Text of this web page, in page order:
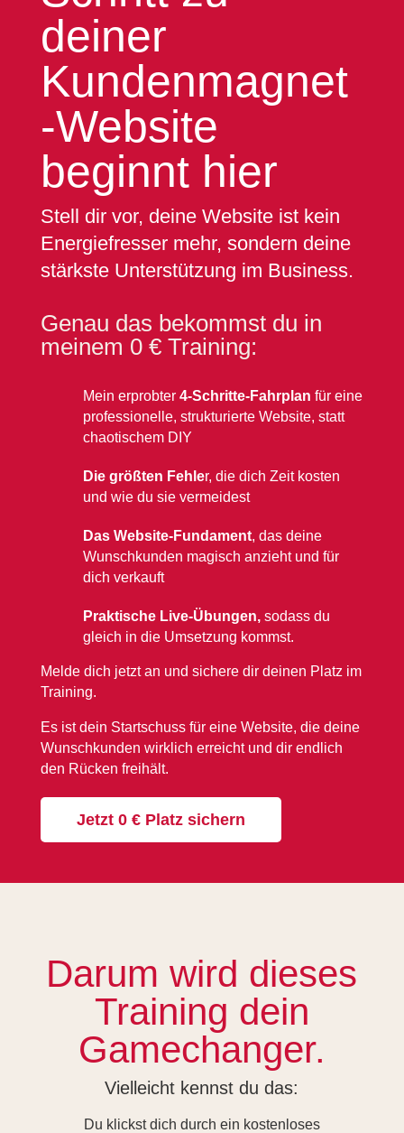
deiner
Kundenmagnet
-Website
beginnt hier
Stell dir vor, deine Website ist kein
Energiefresser mehr, sondern deine
stärkste Unterstützung im Business.
Genau das bekommst du in
meinem 0 € Training:
Mein erprobter 4-Schritte-Fahrplan für eine
professionelle, strukturierte Website, statt
chaotischem DIY
Die größten Fehler, die dich Zeit kosten
und wie du sie vermeidest
Das Website-Fundament, das deine
Wunschkunden magisch anzieht und für
dich verkauft
Praktische Live-Übungen, sodass du
gleich in die Umsetzung kommst.
Melde dich jetzt an und sichere dir deinen Platz im
Training.
Es ist dein Startschuss für eine Website, die deine
Wunschkunden wirklich erreicht und dir endlich
den Rücken freihält.
Jetzt 0 € Platz sichern
Darum wird dieses
Training dein
Gamechanger.
Vielleicht kennst du das:
Du klickst dich durch ein kostenloses